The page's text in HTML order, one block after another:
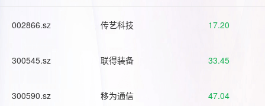
002866.sz 传艺科技 17.20
300545.sz 联得装备 33.45
300590.sz 移为通信 47.04